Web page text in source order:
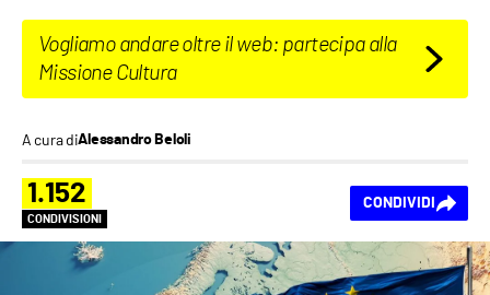
Vogliamo andare oltre il web: partecipa alla
Missione Cultura
A cura diAlessandro Beloli
1.152
CONDIVISIONI
CONDIVIDI